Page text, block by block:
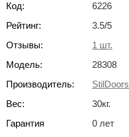
Код:
6226
Рейтинг:
3.5/5
Отзывы:
1 шт.
Модель:
28308
Производитель:
StilDoors
Вес:
30кг.
Гарантия
0 лет